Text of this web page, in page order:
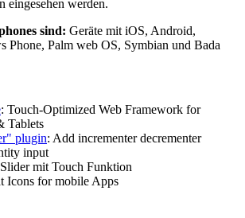
eingesehen werden.
sind: Geräte mit iOS, Android,
Phone, Palm web OS, Symbian und Bada
: Touch-Optimized Web Framework for
Tablets
plugin: Add incrementer decrementer
input
mit Touch Funktion
Icons for mobile Apps